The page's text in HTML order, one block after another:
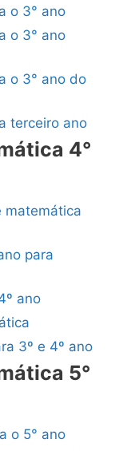
o 3° ano
o 3° ano
o 3° ano do
terceiro ano
4°
matemática
para
ano
3º e 4º ano
5°
o 5° ano